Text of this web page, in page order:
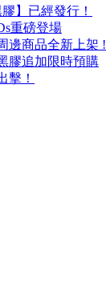
】已經發行！
重磅登場
邊商品全新上架 !
膠追加限時預購
擊！